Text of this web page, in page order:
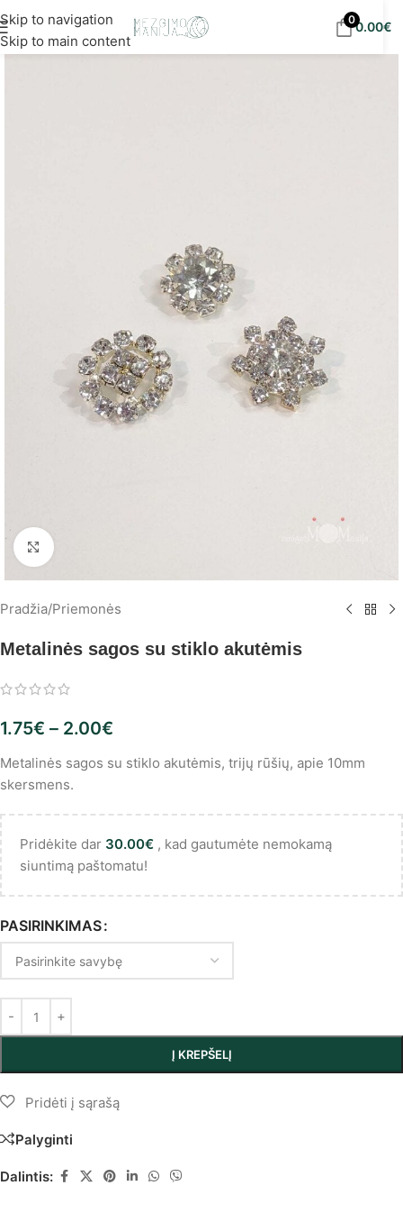
Skip to navigation
Skip to main content
eur!
00.00€
Spustelėkite, norėdami padidinti
Pradžia/Priemonės
Metalinės sagos su stiklo akutėmis
1.75€ – 2.00€
Metalinės sagos su stiklo akutėmis, trijų rūšių, apie 10mm
skersmens.
Pridėkite dar 30.00€ , kad gautumėte nemokamą
siuntimą paštomatu!
PASIRINKIMAS
Į KREPŠELĮ
Palyginti
Dalintis: